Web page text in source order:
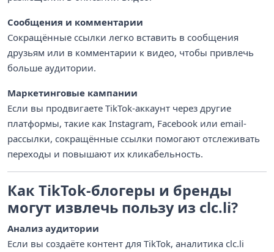
Сообщения и комментарии
Сокращённые ссылки легко вставить в сообщения
друзьям или в комментарии к видео, чтобы привлечь
больше аудитории.
Маркетинговые кампании
Если вы продвигаете TikTok-аккаунт через другие
платформы, такие как Instagram, Facebook или email-
рассылки, сокращённые ссылки помогают отслеживать
переходы и повышают их кликабельность.
Как TikTok-блогеры и бренды
могут извлечь пользу из clc.li?
Анализ аудитории
Если вы создаёте контент для TikTok, аналитика clc.li